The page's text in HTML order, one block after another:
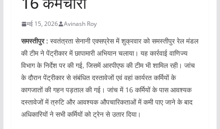
मई 15, 2026 Avinash Roy
समस्तीपुर : स्वतंत्रता सेनानी एक्सप्रेस में शुक्रवार को समस्तीपुर रेल मंडल
की टीम ने पेंट्रीकार में छापामारी अभियान चलाया। यह कार्रवाई वाणिज्य
विभाग के निर्देश पर की गई, जिसमें आरपीएफ की टीम भी शामिल रही। जांच
के दौरान पेंट्रीकार से संबंधित दस्तावेजों एवं वहां कार्यरत कर्मियों के
कागजातों की गहन पड़ताल की गई। जांच में 16 कर्मियों के पास आवश्यक
दस्तावेजों में त्रुटि और आवश्यक औपचारिकताओं में कमी पाए जाने के बाद
अधिकारियों ने सभी कर्मियों को ट्रेन से उतार दिया।